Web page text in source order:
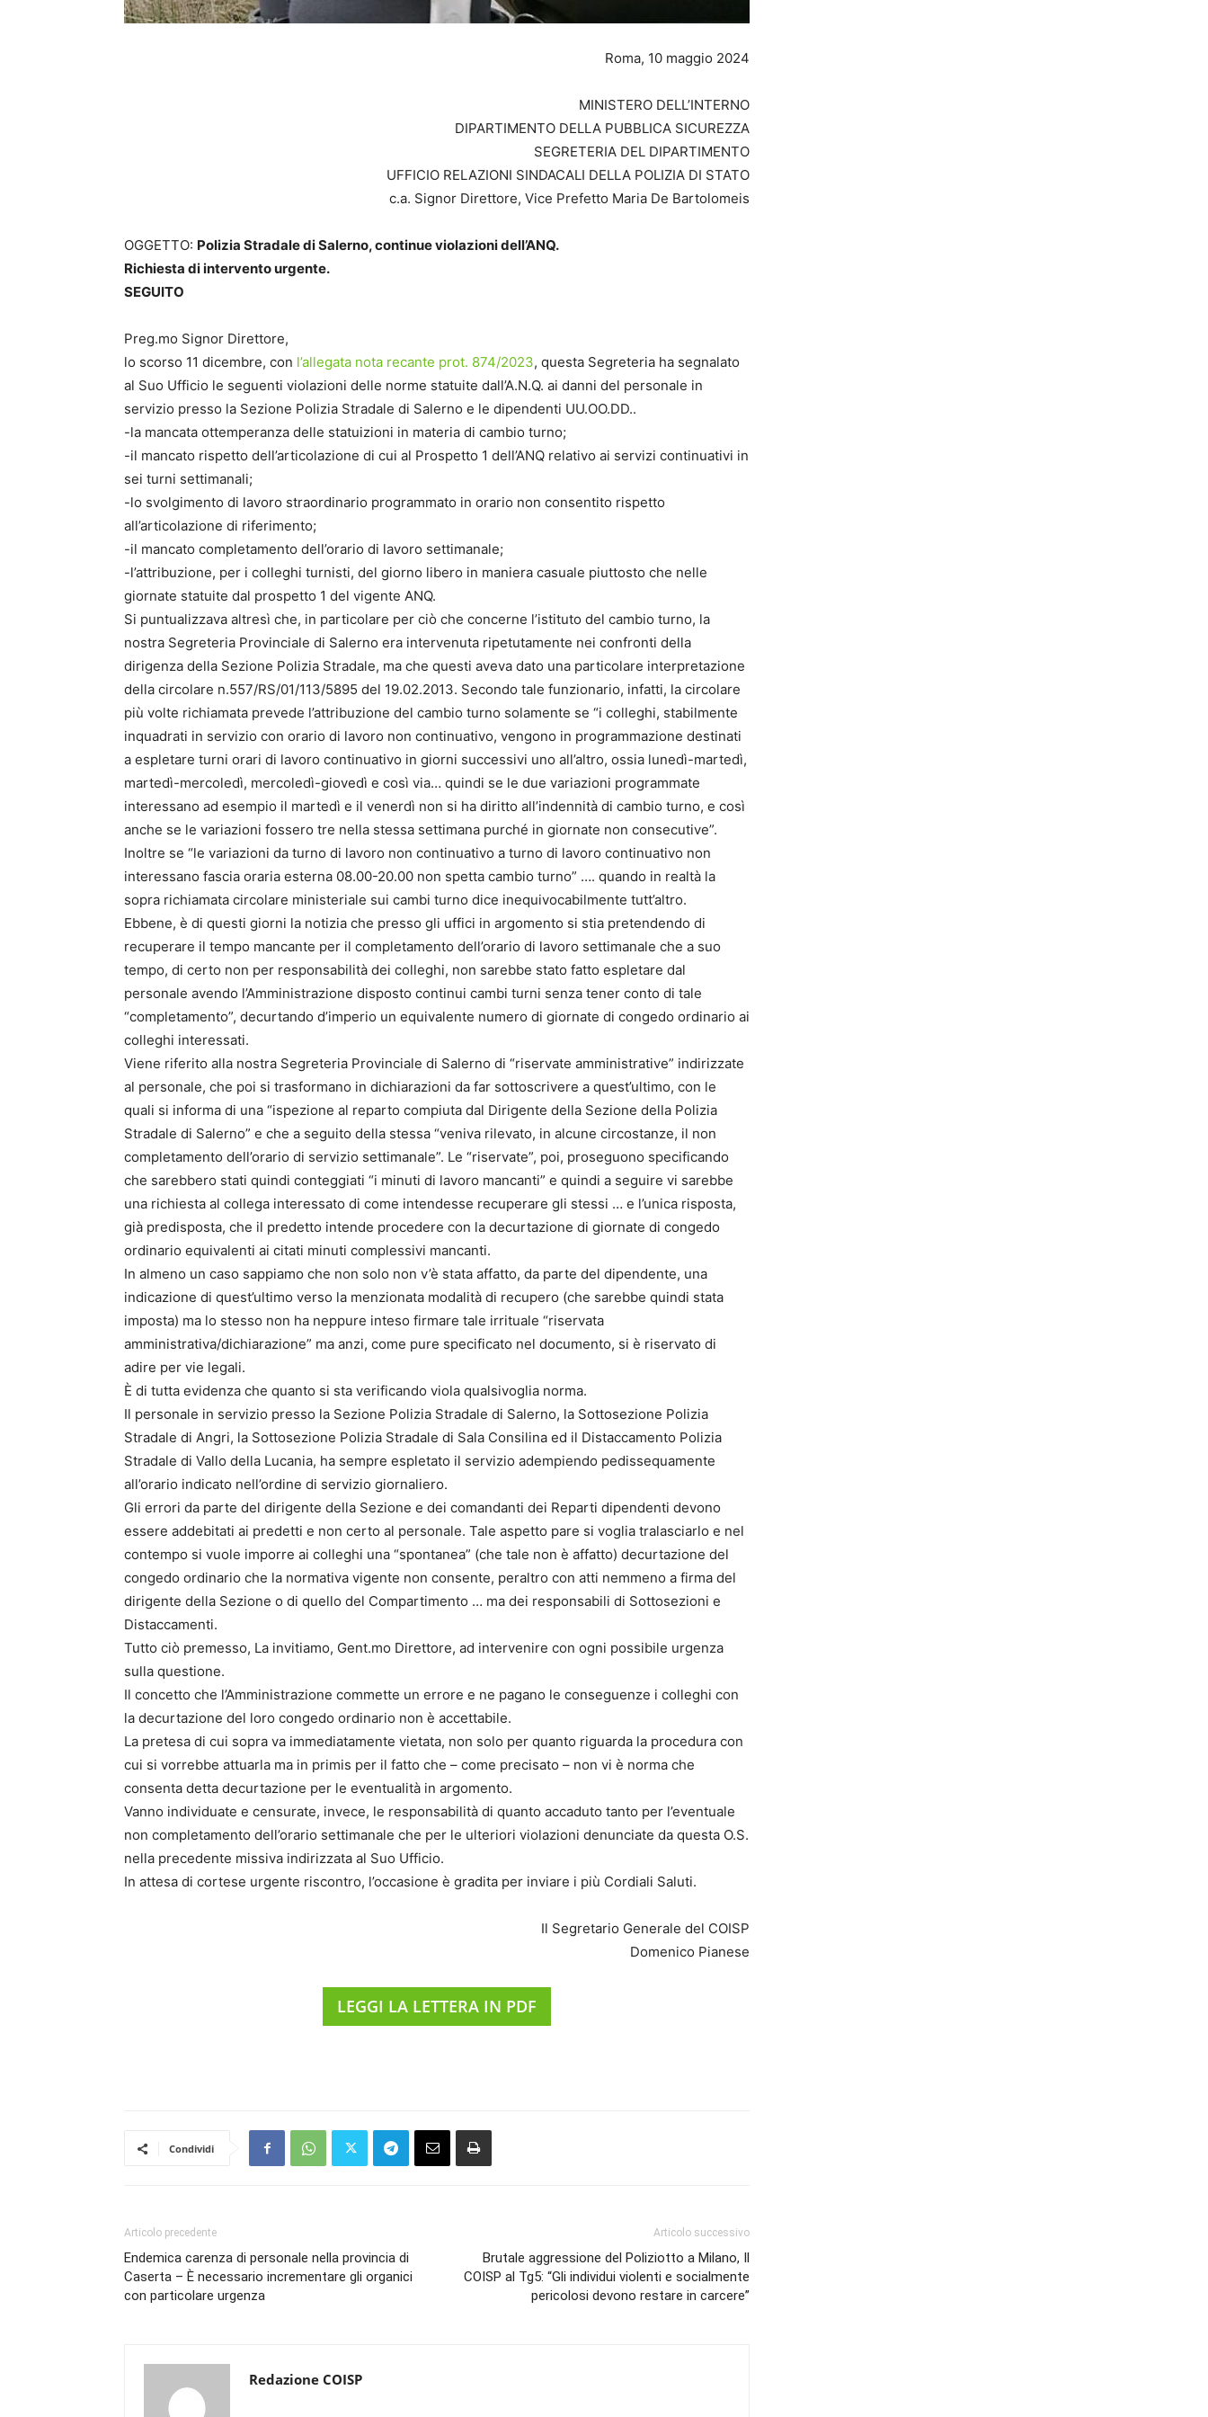
Roma, 10 maggio 2024
MINISTERO DELL’INTERNO
DIPARTIMENTO DELLA PUBBLICA SICUREZZA
SEGRETERIA DEL DIPARTIMENTO
UFFICIO RELAZIONI SINDACALI DELLA POLIZIA DI STATO
c.a. Signor Direttore, Vice Prefetto Maria De Bartolomeis
OGGETTO: Polizia Stradale di Salerno, continue violazioni dell’ANQ.
Richiesta di intervento urgente.
SEGUITO
Preg.mo Signor Direttore,
lo scorso 11 dicembre, con l’allegata nota recante prot. 874/2023, questa Segreteria ha segnalato
al Suo Ufficio le seguenti violazioni delle norme statuite dall’A.N.Q. ai danni del personale in
servizio presso la Sezione Polizia Stradale di Salerno e le dipendenti UU.OO.DD..
-la mancata ottemperanza delle statuizioni in materia di cambio turno;
-il mancato rispetto dell’articolazione di cui al Prospetto 1 dell’ANQ relativo ai servizi continuativi in
sei turni settimanali;
-lo svolgimento di lavoro straordinario programmato in orario non consentito rispetto
all’articolazione di riferimento;
-il mancato completamento dell’orario di lavoro settimanale;
-l’attribuzione, per i colleghi turnisti, del giorno libero in maniera casuale piuttosto che nelle
giornate statuite dal prospetto 1 del vigente ANQ.
Si puntualizzava altresì che, in particolare per ciò che concerne l’istituto del cambio turno, la
nostra Segreteria Provinciale di Salerno era intervenuta ripetutamente nei confronti della
dirigenza della Sezione Polizia Stradale, ma che questi aveva dato una particolare interpretazione
della circolare n.557/RS/01/113/5895 del 19.02.2013. Secondo tale funzionario, infatti, la circolare
più volte richiamata prevede l’attribuzione del cambio turno solamente se “i colleghi, stabilmente
inquadrati in servizio con orario di lavoro non continuativo, vengono in programmazione destinati
a espletare turni orari di lavoro continuativo in giorni successivi uno all’altro, ossia lunedì-martedì,
martedì-mercoledì, mercoledì-giovedì e così via… quindi se le due variazioni programmate
interessano ad esempio il martedì e il venerdì non si ha diritto all’indennità di cambio turno, e così
anche se le variazioni fossero tre nella stessa settimana purché in giornate non consecutive”.
Inoltre se “le variazioni da turno di lavoro non continuativo a turno di lavoro continuativo non
interessano fascia oraria esterna 08.00-20.00 non spetta cambio turno” …. quando in realtà la
sopra richiamata circolare ministeriale sui cambi turno dice inequivocabilmente tutt’altro.
Ebbene, è di questi giorni la notizia che presso gli uffici in argomento si stia pretendendo di
recuperare il tempo mancante per il completamento dell’orario di lavoro settimanale che a suo
tempo, di certo non per responsabilità dei colleghi, non sarebbe stato fatto espletare dal
personale avendo l’Amministrazione disposto continui cambi turni senza tener conto di tale
“completamento”, decurtando d’imperio un equivalente numero di giornate di congedo ordinario ai
colleghi interessati.
Viene riferito alla nostra Segreteria Provinciale di Salerno di “riservate amministrative” indirizzate
al personale, che poi si trasformano in dichiarazioni da far sottoscrivere a quest’ultimo, con le
quali si informa di una “ispezione al reparto compiuta dal Dirigente della Sezione della Polizia
Stradale di Salerno” e che a seguito della stessa “veniva rilevato, in alcune circostanze, il non
completamento dell’orario di servizio settimanale”. Le “riservate”, poi, proseguono specificando
che sarebbero stati quindi conteggiati “i minuti di lavoro mancanti” e quindi a seguire vi sarebbe
una richiesta al collega interessato di come intendesse recuperare gli stessi … e l’unica risposta,
già predisposta, che il predetto intende procedere con la decurtazione di giornate di congedo
ordinario equivalenti ai citati minuti complessivi mancanti.
In almeno un caso sappiamo che non solo non v’è stata affatto, da parte del dipendente, una
indicazione di quest’ultimo verso la menzionata modalità di recupero (che sarebbe quindi stata
imposta) ma lo stesso non ha neppure inteso firmare tale irrituale “riservata
amministrativa/dichiarazione” ma anzi, come pure specificato nel documento, si è riservato di
adire per vie legali.
È di tutta evidenza che quanto si sta verificando viola qualsivoglia norma.
Il personale in servizio presso la Sezione Polizia Stradale di Salerno, la Sottosezione Polizia
Stradale di Angri, la Sottosezione Polizia Stradale di Sala Consilina ed il Distaccamento Polizia
Stradale di Vallo della Lucania, ha sempre espletato il servizio adempiendo pedissequamente
all’orario indicato nell’ordine di servizio giornaliero.
Gli errori da parte del dirigente della Sezione e dei comandanti dei Reparti dipendenti devono
essere addebitati ai predetti e non certo al personale. Tale aspetto pare si voglia tralasciarlo e nel
contempo si vuole imporre ai colleghi una “spontanea” (che tale non è affatto) decurtazione del
congedo ordinario che la normativa vigente non consente, peraltro con atti nemmeno a firma del
dirigente della Sezione o di quello del Compartimento … ma dei responsabili di Sottosezioni e
Distaccamenti.
Tutto ciò premesso, La invitiamo, Gent.mo Direttore, ad intervenire con ogni possibile urgenza
sulla questione.
Il concetto che l’Amministrazione commette un errore e ne pagano le conseguenze i colleghi con
la decurtazione del loro congedo ordinario non è accettabile.
La pretesa di cui sopra va immediatamente vietata, non solo per quanto riguarda la procedura con
cui si vorrebbe attuarla ma in primis per il fatto che – come precisato – non vi è norma che
consenta detta decurtazione per le eventualità in argomento.
Vanno individuate e censurate, invece, le responsabilità di quanto accaduto tanto per l’eventuale
non completamento dell’orario settimanale che per le ulteriori violazioni denunciate da questa O.S.
nella precedente missiva indirizzata al Suo Ufficio.
In attesa di cortese urgente riscontro, l’occasione è gradita per inviare i più Cordiali Saluti.
Il Segretario Generale del COISP
Domenico Pianese
LEGGI LA LETTERA IN PDF
Condividi
Articolo precedente
Endemica carenza di personale nella provincia di
Caserta – È necessario incrementare gli organici
con particolare urgenza
Articolo successivo
Brutale aggressione del Poliziotto a Milano, Il
COISP al Tg5: “Gli individui violenti e socialmente
pericolosi devono restare in carcere”
Redazione COISP